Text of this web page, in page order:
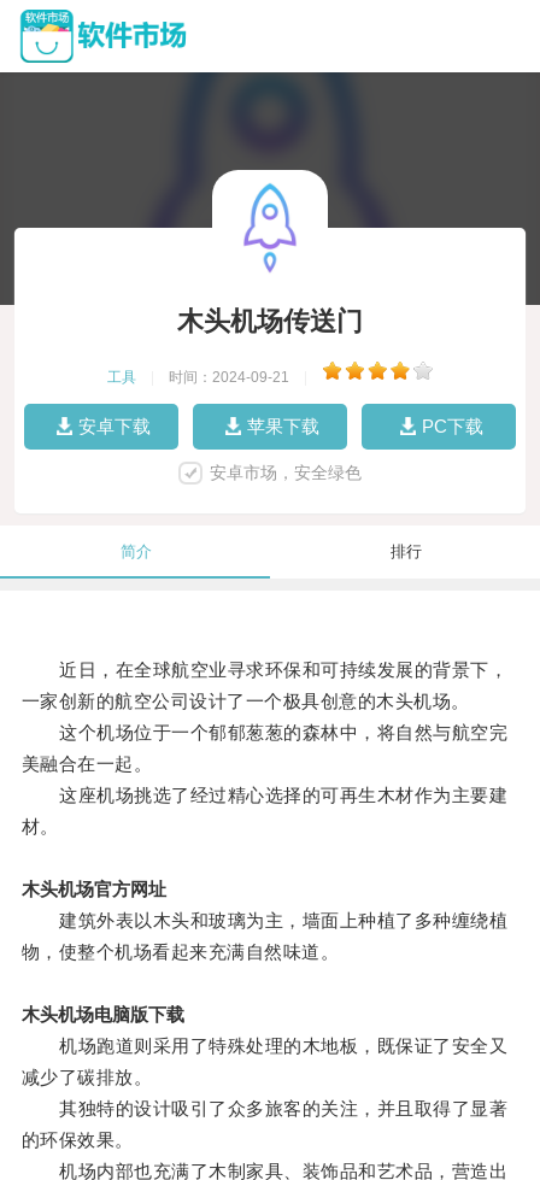
木头机场传送门
工具 时间：2024-09-21
安卓下载 苹果下载 PC下载
安卓市场，安全绿色
简介 排行
近日，在全球航空业寻求环保和可持续发展的背景下，
一家创新的航空公司设计了一个极具创意的木头机场。
这个机场位于一个郁郁葱葱的森林中，将自然与航空完
美融合在一起。
这座机场挑选了经过精心选择的可再生木材作为主要建
材。
木头机场官方网址
建筑外表以木头和玻璃为主，墙面上种植了多种缠绕植
物，使整个机场看起来充满自然味道。
木头机场电脑版下载
机场跑道则采用了特殊处理的木地板，既保证了安全又
减少了碳排放。
其独特的设计吸引了众多旅客的关注，并且取得了显著
的环保效果。
机场内部也充满了木制家具、装饰品和艺术品，营造出